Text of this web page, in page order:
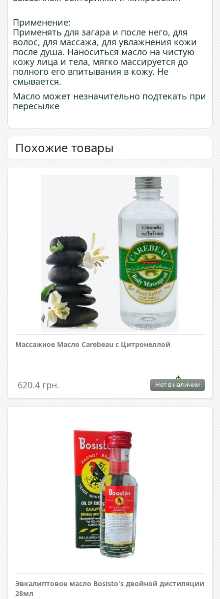
Применение:
Применять для загара и после него, для
волос, для массажа, для увлажнения кожи
после душа. Наноситься масло на чистую
кожу лица и тела, мягко массируется до
полного его впитывания в кожу. Не
смывается.
Масло может незначительно подтекать при
пересылке
Похожие товары
Массажное Масло Carebeau с Цитронеллой
620.4 грн. Нет в наличии
Эвкалиптовое масло Bosisto's двойной дистиляции
28мл